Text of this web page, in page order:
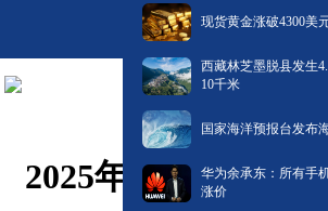
现货黄金涨破4300美
西藏林芝墨脱县发生
10千米
国家海洋预报台发布
华为余承东：所有手
涨价
2025年春运跨区域